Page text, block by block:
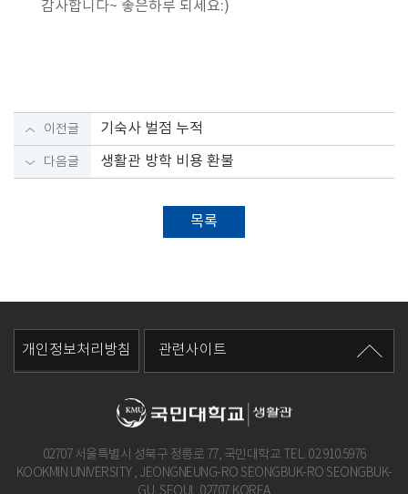
감사합니다~ 좋은하루 되세요:)
이전글 기숙사 벌점 누적
다음글 생활관 방학 비용 환불
목록
02707 서울특별시 성북구 정릉로 77, 국민대학교 TEL. 02.910.5976
KOOKMIN UNIVERSITY , JEONGNEUNG-RO SEONGBUK-RO SEONGBUK-
개인정보처리방침 관련사이트